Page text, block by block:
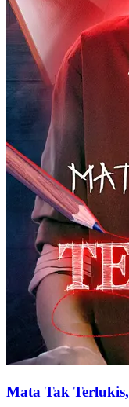
Mata Tak